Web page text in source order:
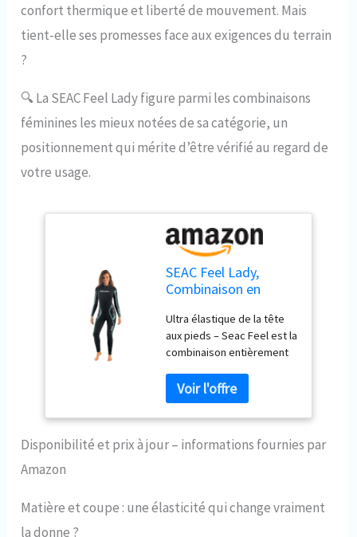
confort thermique et liberté de mouvement. Mais
tient-elle ses promesses face aux exigences du terrain
?
🔍 La SEAC Feel Lady figure parmi les combinaisons
féminines les mieux notées de sa catégorie, un
positionnement qui mérite d’être vérifié au regard de
votre usage.
SEAC Feel Lady,
Combinaison en
élastique de 3 mm
d’épaisseur en Une
Seule pièce avec
Fermeture à glissière
dans Le Dos pour la
plongée, Le
Snorkeling et la
plongée en apnée
Ultra élastique de la tête
aux pieds – Seac Feel est la
combinaison entièrement
ultra stretch de 3 mm pour
fournir un maximum de
confort dans toutes les
conditions et pendant
toute activité sportive
norme européenne REACH.
Pas de stress ni de fatigue
Disponibilité et prix à jour – informations fournies par
Amazon
Matière et coupe : une élasticité qui change vraiment
la donne ?